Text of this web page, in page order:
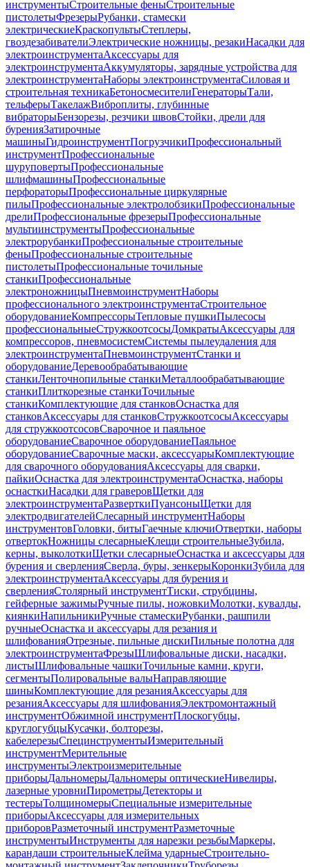
инструментыСтроительные феныСтроительные
пистолетыФрезерыРубанки, стамески
электрическиеКраскопультыСтеплеры,
гвоздезабивателиЭлектрические ножницы, резакиНасадки для
электроинструментаАксессуары для
электроинструментаАккумуляторы, зарядные устройства для
электроинструментаНаборы электроинструментаСиловая и
строительная техникаБетоносмесителиГенераторыТали,
тельферыТакелажВиброплиты, глубинные
вибраторыБензорезы, резчики швовСтойки, дрели для
буренияЗатирочные
машиныГидроинструментПогрузчикиПрофессиональный
инструментПрофессиональные
шуруповертыПрофессиональные
шлифмашиныПрофессиональные
перфораторыПрофессиональные циркулярные
пилыПрофессиональные электролобзикиПрофессиональные
дрелиПрофессиональные фрезерыПрофессиональные
мультиинструментыПрофессиональные
электрорубанкиПрофессиональные строительные
феныПрофессиональные строительные
пистолетыПрофессиональные точильные
станкиПрофессиональные
электроножницыПневмоинструментНаборы
профессионального электроинструментаСтроительное
оборудованиеКомпрессорыТепловые пушкиПылесосы
профессиональныеСтружкоотсосыДомкратыАксессуары для
компрессоров, пневмосистемСистемы пылеудаления для
электроинструментаПневмоинструментСтанки и
оборудованиеДеревообрабатывающие
станкиЛенточнопильные станкиМеталлообрабатывающие
станкиПлиткорезные станкиТочильные
станкиКомплектующие для станковОснастка для
станковАксессуары для станковСтружкоотсосыАксессуары
для стружкоотсосовСварочное и паяльное
оборудованиеСварочное оборудованиеПаяльное
оборудованиеСварочные маски, аксессуарыКомплектующие
для сварочного оборудованияАксессуары для сварки,
пайкиОснастка для электроинструментаОснастка, наборы
оснасткиНасадки для граверовЩетки для
электроинструментаРазверткиПуансоныЩетки для
электродвигателейСлесарный инструментНаборы
инструментовГоловки, битыГаечные ключиОтвертки, наборы
отвертокНожницы слесарныеКлещи строительныеЗубила,
керны, выколоткиЩетки слесарныеОснастка и аксессуары для
бурения и сверленияСверла, буры, зенкерыКоронкиЗубила для
электроинструментаАксессуары для бурения и
сверленияСтолярный инструментТиски, струбцины,
гейферные зажимыРучные пилы, ножовкиМолотки, кувалды,
киянкиНапильникиРучные стамескиРубанки, рашпили
ручныеОснастка и аксессуары для резания и
шлифованияОтрезные, пильные дискиПильные полотна для
электроинструментаФрезыШлифовальные диски, насадки,
листыШлифовальные чашкиТочильные камни, круги,
сегментыПолировальные валыНаправляющие
шиныКомплектующие для резанияАксессуары для
резанияАксессуары для шлифованияЭлектромонтажный
инструментОбжимной инструментПлоскогубцы,
круглогубцыКусачки, болторезы,
кабелерезыСпецинструментыИзмерительный
инструментМерительные
инструментыЭлектроизмерительные
приборыДальномерыДальномеры оптическиеНивелиры,
лазерные уровниПирометрыДетекторы и
тестерыТолщиномерыСпециальные измерительные
приборыАксессуары для измерительных
приборовРазметочный инструментРазметочные
инструментыИнструменты для нарезки резьбыМаркеры,
карандаши строительныеКлейма ударныеСтроительно-